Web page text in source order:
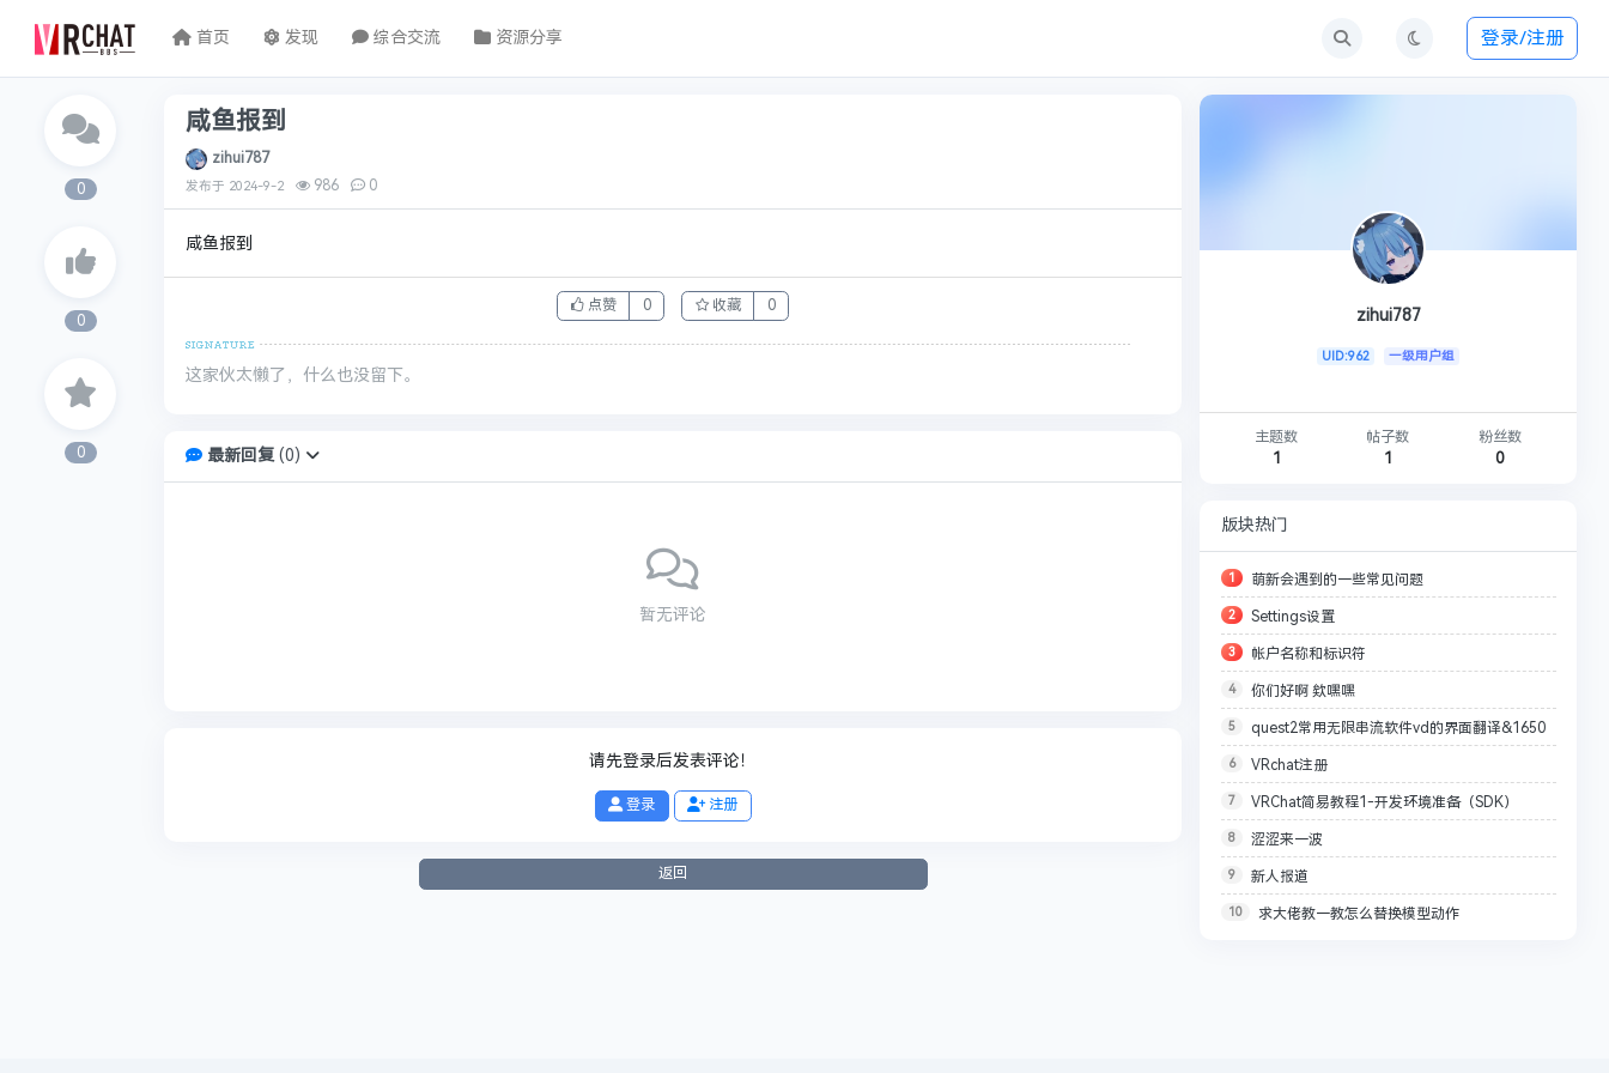
首页 发现 综合交流 资源分享 登录/注册
0
0
0
咸鱼报到
zihui787
发布于 2024-9-2 986 0
咸鱼报到
点赞 0 收藏 0
这家伙太懒了，什么也没留下。
最新回复(0)
暂无评论
请先登录后发表评论！
登录 注册
返回
zihui787
UID:962 一级用户组
主题数
1
帖子数
1
粉丝数
0
版块热门
1 萌新会遇到的一些常见问题
2 Settings设置
3 帐户名称和标识符
4 你们好啊 欸嘿嘿
5 quest2常用无限串流软件vd的界面翻译&1650
VR建议参数配置
6 VRchat注册
7 VRChat简易教程1-开发环境准备（SDK）
8 涩涩来一波
9 新人报道
10 求大佬教一教怎么替换模型动作